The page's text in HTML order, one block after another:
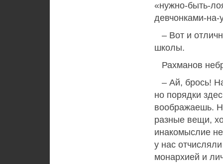
«нужно-быть-
девчонками-
– Вот и
школы.
Рахманов
– Ай, брось!
но порядки
воображаешь.
разные вещи,
инакомыслие
у нас
монархией и